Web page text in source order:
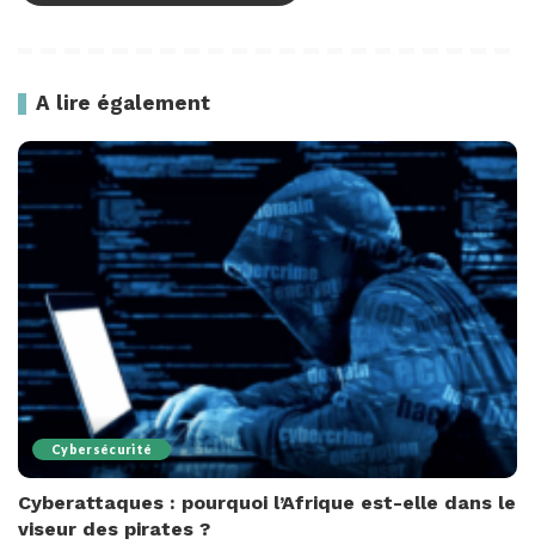
A lire également
Cybersécurité
Cyberattaques : pourquoi l’Afrique est-elle dans le
viseur des pirates ?